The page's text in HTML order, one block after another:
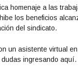
homenaje a las
los beneficios
del sindicato.
un asistente virtual
dudasingresando aquí.